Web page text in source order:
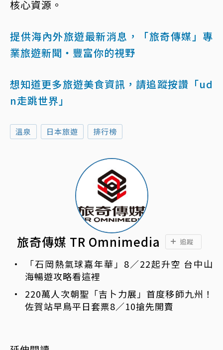
核心資源。
提供海內外旅遊最新消息，「旅奇傳媒」專
業旅遊新聞‧豐富你的視野
想知道更多旅遊美食資訊，請追蹤按讚「ud
n走跳世界」
溫泉 日本旅遊 排行榜
旅奇傳媒 TR Omnimedia 追蹤
「石岡熱氣球嘉年華」8／22起升空 台中山
海暢遊攻略看這裡
220萬人次朝聖「吉卜力展」首度移師九州！
佐賀站早鳥平日套票8／10搶先開賣